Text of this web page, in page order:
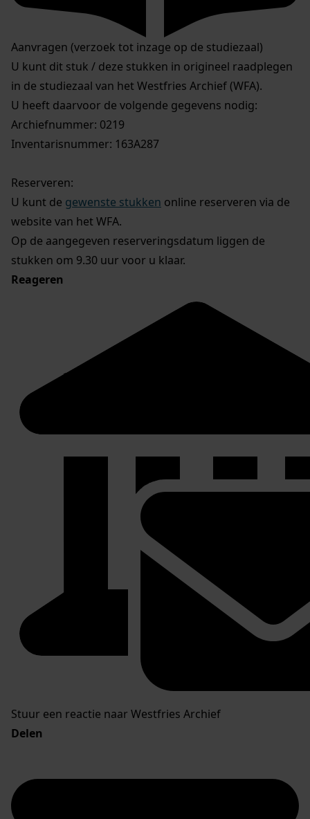
Aanvragen (verzoek tot inzage op de studiezaal)
U kunt dit stuk / deze stukken in origineel raadplegen
in de studiezaal van het Westfries Archief (WFA).
U heeft daarvoor de volgende gegevens nodig:
Archiefnummer: 0219
Inventarisnummer: 163A287
Reserveren:
U kunt de gewenste stukken online reserveren via de
website van het WFA.
Op de aangegeven reserveringsdatum liggen de
stukken om 9.30 uur voor u klaar.
Reageren
Stuur een reactie naar Westfries Archief
Delen